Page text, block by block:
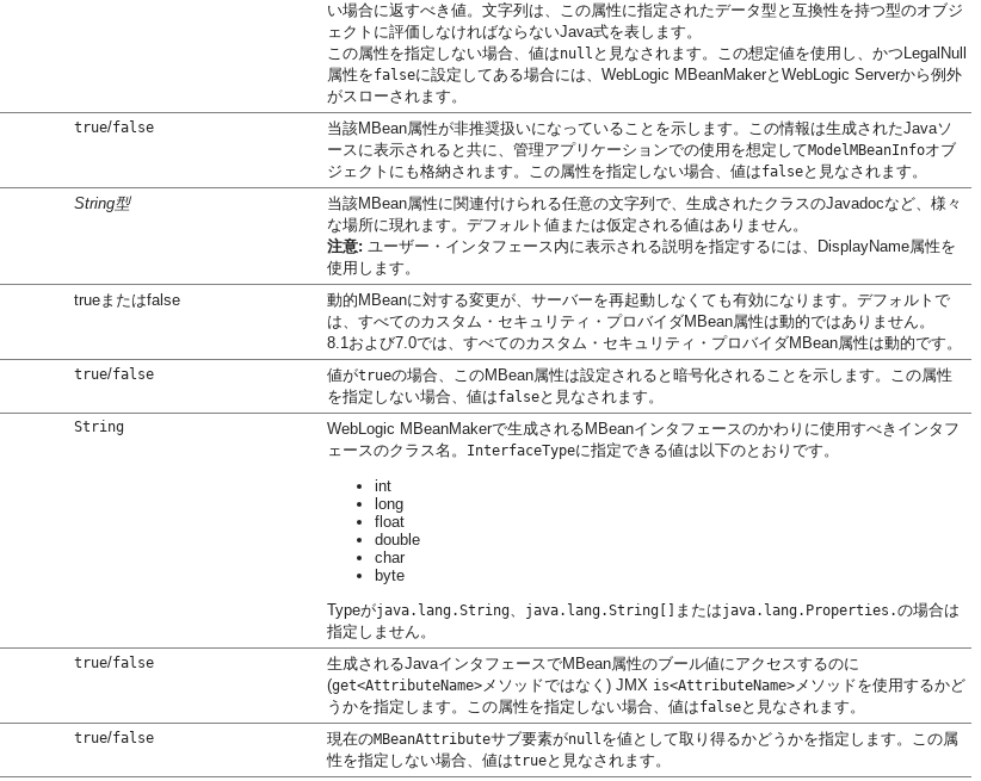
い場合に返すべき値。文字列は、この属性に指定されたデータ型と互換性を持つ型のオブジ
ェクトに評価しなければならないJava式を表します。
この属性を指定しない場合、値はnull と見なされます。この想定値を使用し、かつLegalNull
属性をfalseに設定してある場合には、WebLogic MBeanMakerとWebLogic Serverから例外
がスローされます。
true/false
当該MBean属性が非推奨扱いになっていることを示します。この情報は生成されたJavaソ
ースに表示されると共に、管理アプリケーションでの使用を想定してModelMBeanInfoオブ
ジェクトにも格納されます。この属性を指定しない場合、値はfalseと見なされます。
String型
当該MBean属性に関連付けられる任意の文字列で、生成されたクラスのJavadocなど、様々
な場所に現れます。デフォルト値または仮定される値はありません。
注意: ユーザー・インタフェース内に表示される説明を指定するには、DisplayName属性を
使用します。
trueまたはfalse
動的MBeanに対する変更が、サーバーを再起動しなくても有効になります。デフォルトで
は、すべてのカスタム・セキュリティ・プロバイダMBean属性は動的ではありません。
8.1および7.0では、すべてのカスタム・セキュリティ・プロバイダMBean属性は動的です。
true/false 値がtrueの場合、このMBean属性は設定されると暗号化されることを示します。この属性
を指定しない場合、値はfalseと見なされます。
String
WebLogic MBeanMakerで生成されるMBeanインタフェースのかわりに使用すべきインタフ
ェースのクラス名。
InterfaceTypeに指定できる値は以下のとおりです。
int
long
float
double
char
byte
Typeがjava.lang.String、 java.lang.String[] またはjava.lang.Properties.の場合は
指定しません。
true/false
生成されるJavaインタフェースでMBean属性のブール値にアクセスするのに
(get<AttributeName>メソッドではなく) JMX is<AttributeName>メソッドを使用するかど
うかを指定します。この属性を指定しない場合、値はfalseと見なされます。
true/false 現在のMBeanAttributeサブ要素がnullを値として取り得るかどうかを指定します。この属
性を指定しない場合、値はtrueと見なされます。